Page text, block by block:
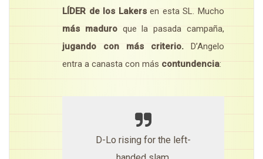
LÍDER de los Lakersen esta SL. Mucho
más maduroque la pasada campaña,
jugando con más criterio.
D’Angelo
entra a canasta con más contundencia:
D-Lo rising for the left-